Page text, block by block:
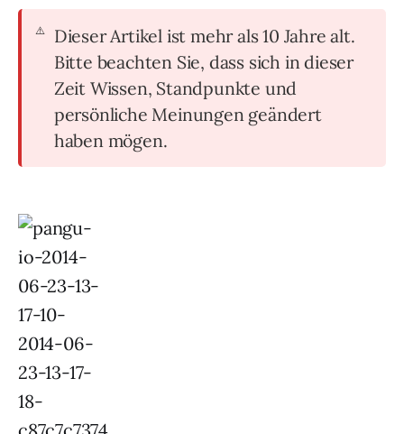
Dieser Artikel ist mehr als 10 Jahre alt.
Bitte beachten Sie, dass sich in dieser
Zeit Wissen, Standpunkte und
persönliche Meinungen geändert
haben mögen.